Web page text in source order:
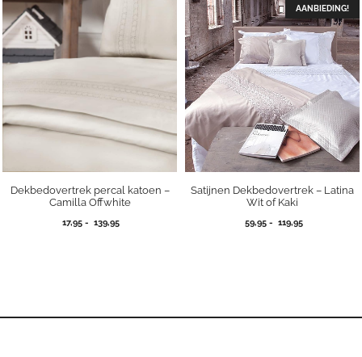
tot
129,95
Dekbedovertrek percal katoen –
Camilla Offwhite
17,95 - 139,95Prijsklasse:
AANBIEDING!
Satijnen Dekbedovertrek – Latina
Wit of Kaki
59,95 - 119,95Prijsklasse: